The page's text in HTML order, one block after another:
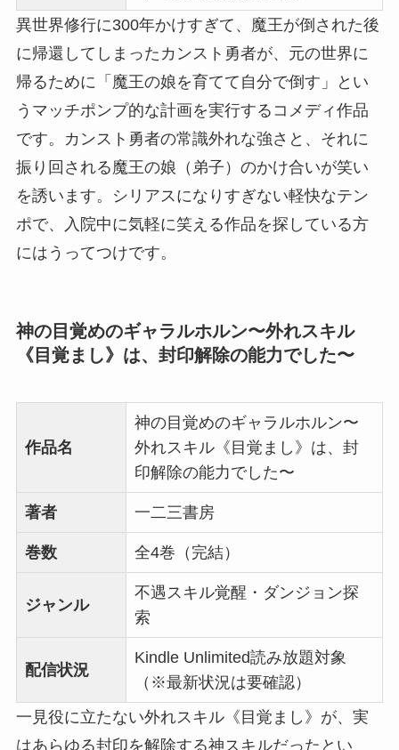
異世界修行に300年かけすぎて、魔王が倒された後
に帰還してしまったカンスト勇者が、元の世界に
帰るために「魔王の娘を育てて自分で倒す」とい
うマッチポンプ的な計画を実行するコメディ作品
です。カンスト勇者の常識外れな強さと、それに
振り回される魔王の娘（弟子）のかけ合いが笑い
を誘います。シリアスになりすぎない軽快なテン
ポで、入院中に気軽に笑える作品を探している方
にはうってつけです。
神の目覚めのギャラルホルン〜外れスキル
《目覚まし》は、封印解除の能力でした〜
作品名
神の目覚めのギャラルホルン〜
外れスキル《目覚まし》は、封
印解除の能力でした〜
著者 一二三書房
巻数 全4巻（完結）
ジャンル
不遇スキル覚醒・ダンジョン探
索
配信状況
Kindle Unlimited読み放題対象
（※最新状況は要確認）
一見役に立たない外れスキル《目覚まし》が、実
はあらゆる封印を解除する神スキルだったとい